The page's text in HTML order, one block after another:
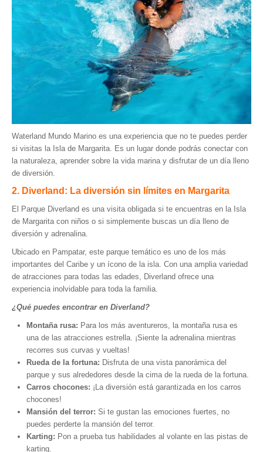
Waterland Mundo Marino es una experiencia que no te puedes perder
si visitas la Isla de Margarita. Es un lugar donde podrás conectar con
la naturaleza, aprender sobre la vida marina y disfrutar de un día lleno
de diversión.
2. Diverland: La diversión sin límites en Margarita
El Parque Diverland es una visita obligada si te encuentras en la Isla
de Margarita con niños o si simplemente buscas un día lleno de
diversión y adrenalina.
Ubicado en Pampatar, este parque temático es uno de los más
importantes del Caribe y un ícono de la isla. Con una amplia variedad
de atracciones para todas las edades, Diverland ofrece una
experiencia inolvidable para toda la familia.
¿Qué puedes encontrar en Diverland?
Montaña rusa: Para los más aventureros, la montaña rusa es
una de las atracciones estrella. ¡Siente la adrenalina mientras
recorres sus curvas y vueltas!
Rueda de la fortuna: Disfruta de una vista panorámica del
parque y sus alrededores desde la cima de la rueda de la fortuna.
Carros chocones: ¡La diversión está garantizada en los carros
chocones!
Mansión del terror: Si te gustan las emociones fuertes, no
puedes perderte la mansión del terror.
Karting: Pon a prueba tus habilidades al volante en las pistas de
karting.